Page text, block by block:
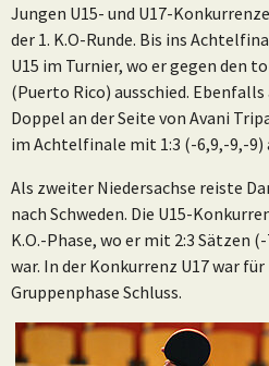
Jungen U15- und U17-
der 1. K.O-Runde. Bis ins
U15 im Turnier, wo er gegen den
(Puerto Rico) ausschied.
Doppel an der Seite von Avani
im Achtelfinale mit 1:3 (-6,9,-9,-9)
Als zweiter Niedersachse reiste
nach Schweden. Die U15-
K.O.-Phase, wo er mit 2:3 Sätzen
war. In der Konkurrenz U17 war
Gruppenphase Schluss.